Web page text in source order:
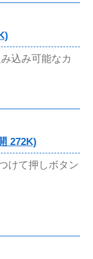
込み可能なカ
272K)
けて押しボタン